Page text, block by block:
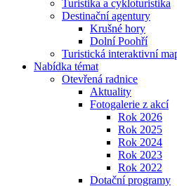
Turistika a cykloturistika
Destinační agentury
Krušné hory
Dolní Poohří
Turistická interaktivní
Nabídka témat
Otevřená radnice
Aktuality
Fotogalerie z akcí
Rok 2026
Rok 2025
Rok 2024
Rok 2023
Rok 2022
Dotační programy